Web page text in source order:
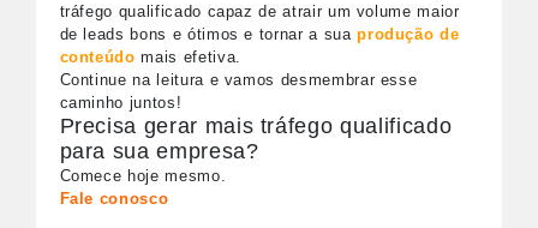
tráfego qualificado capaz de atrair um volume maior
de leads bons e ótimos e tornar a suaprodução de
conteúdo mais efetiva.
Continue na leitura e vamos desmembrar esse
caminho juntos!
Precisa gerar mais tráfego qualificado
para sua empresa?
Comece hoje mesmo.
Fale conosco